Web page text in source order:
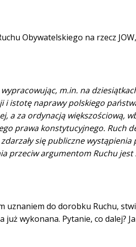
Obywatelskiego na rzecz
m.in. na
istotę naprawy polskiego
za ordynacją większościową,
prawa konstytucyjnego. Ruch
się publiczne
przeciw argumentom Ruchu
do dorobku Ruchu,
już wykonana. Pytanie, co dalej?